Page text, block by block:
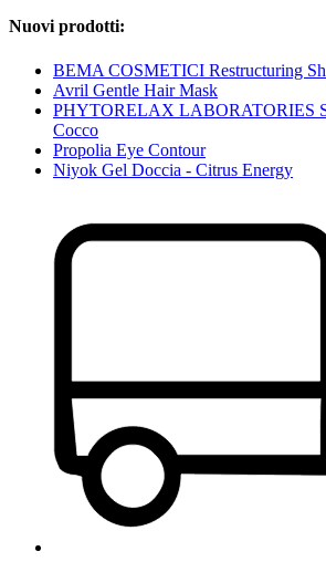
Nuovi prodotti:
BEMA COSMETICI Restructuring
Avril Gentle Hair Mask
PHYTORELAX LABORATORIES
Cocco
Propolia Eye Contour
Niyok Gel Doccia - Citrus Energy